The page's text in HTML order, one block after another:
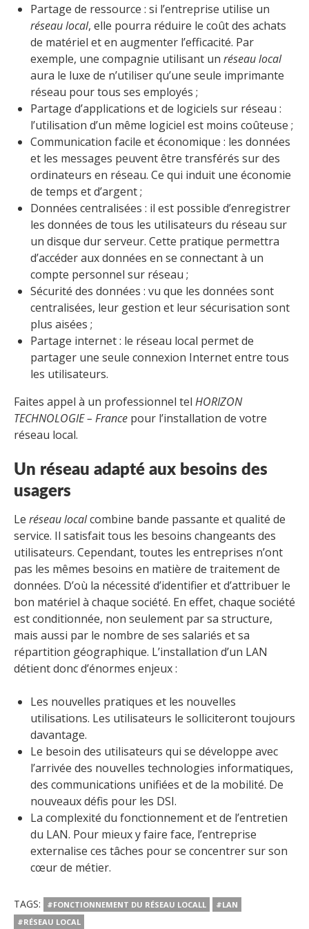
Partage de ressource : si l’entreprise utilise un
réseau local, elle pourra réduire le coût des achats
de matériel et en augmenter l’efficacité. Par
exemple, une compagnie utilisant un réseau local
aura le luxe de n’utiliser qu’une seule imprimante
réseau pour tous ses employés ;
Partage d’applications et de logiciels sur réseau :
l’utilisation d’un même logiciel est moins coûteuse ;
Communication facile et économique : les données
et les messages peuvent être transférés sur des
ordinateurs en réseau. Ce qui induit une économie
de temps et d’argent ;
Données centralisées : il est possible d’enregistrer
les données de tous les utilisateurs du réseau sur
un disque dur serveur. Cette pratique permettra
d’accéder aux données en se connectant à un
compte personnel sur réseau ;
Sécurité des données : vu que les données sont
centralisées, leur gestion et leur sécurisation sont
plus aisées ;
Partage internet : le réseau local permet de
partager une seule connexion Internet entre tous
les utilisateurs.
Faites appel à un professionnel tel HORIZON
TECHNOLOGIE – France pour l’installation de votre
réseau local.
Un réseau adapté aux besoins des
usagers
Le réseau localcombine bande passante et qualité de
service. Il satisfait tous les besoins changeants des
utilisateurs. Cependant, toutes les entreprises n’ont
pas les mêmes besoins en matière de traitement de
données. D’où la nécessité d’identifier et d’attribuer le
bon matériel à chaque société. En effet, chaque société
est conditionnée, non seulement par sa structure,
mais aussi par le nombre de ses salariés et sa
répartition géographique. L’installation d’un LAN
détient donc d’énormes enjeux :
Les nouvelles pratiques et les nouvelles
utilisations. Les utilisateurs le solliciteront toujours
davantage.
Le besoin des utilisateurs qui se développe avec
l’arrivée des nouvelles technologies informatiques,
des communications unifiées et de la mobilité. De
nouveaux défis pour les DSI.
La complexité du fonctionnement et de l’entretien
du LAN. Pour mieux y faire face, l’entreprise
externalise ces tâches pour se concentrer sur son
cœur de métier.
TAGS: #FONCTIONNEMENT DU RÉSEAU LOCALL
#LAN
#RÉSEAU LOCAL